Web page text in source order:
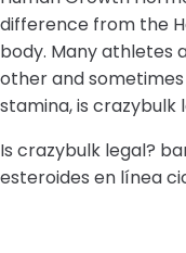
difference from the
body. Many athletes
other and
stamina, is crazybulk
Is crazybulk legal?
esteroides en línea